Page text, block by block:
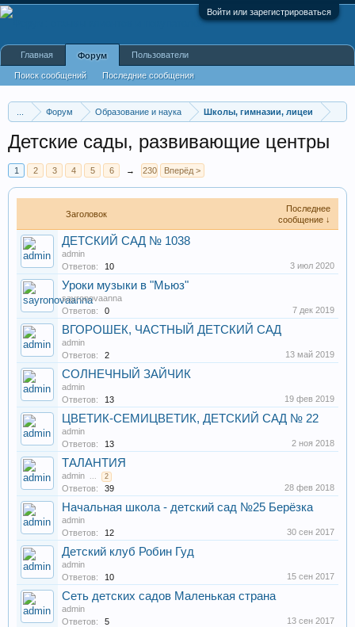
Войти или зарегистрироваться
Форум Образование и наука Школы, гимназии, лицеи
Детские сады, развивающие центры
1 2 3 4 5 6 → 230 Вперёд >
Заголовок
Последнее
сообщение ↓
ДЕТСКИЙ САД № 1038
admin
Ответов:
10 3 июл 2020
Уроки музыки в "Мьюз"
sayronovaanna
Ответов:
0 7 дек 2019
ВГОРОШЕК, ЧАСТНЫЙ ДЕТСКИЙ САД
admin
Ответов:
2 13 май 2019
СОЛНЕЧНЫЙ ЗАЙЧИК
admin
Ответов:
13 19 фев 2019
ЦВЕТИК-СЕМИЦВЕТИК, ДЕТСКИЙ САД № 22
admin
Ответов:
13 2 ноя 2018
ТАЛАНТИЯ
admin ... 2
Ответов: 39 28 фев 2018
Начальная школа - детский сад №25 Берёзка
admin
Ответов:
12 30 сен 2017
Детский клуб Робин Гуд
admin
Ответов:
10 15 сен 2017
Сеть детских садов Маленькая страна
admin
Ответов:
5 13 сен 2017
Главная Форум
Поиск сообщений Последние сообщения
Пользователи